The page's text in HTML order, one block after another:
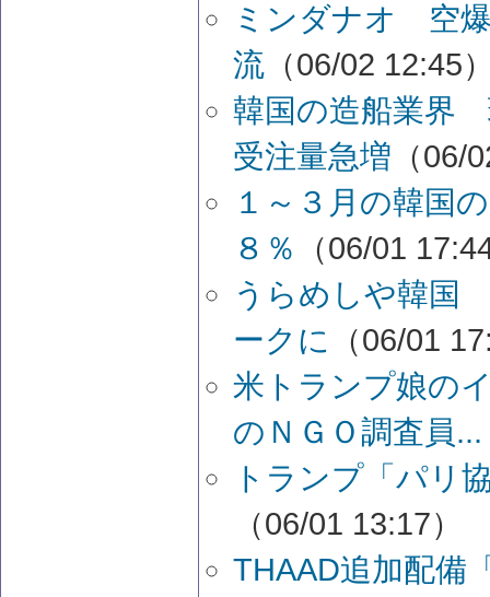
ミンダナオ 空
流 （06/02 12:45
韓国の造船業界
受注量急増 （06/
１～３月の韓国
８％
（06/01
うらめしや韓国
ークに
（06/01
米トランプ娘の
のＮＧＯ調査員...
トランプ「パリ
（06/01 13:17）
THAAD追加配備